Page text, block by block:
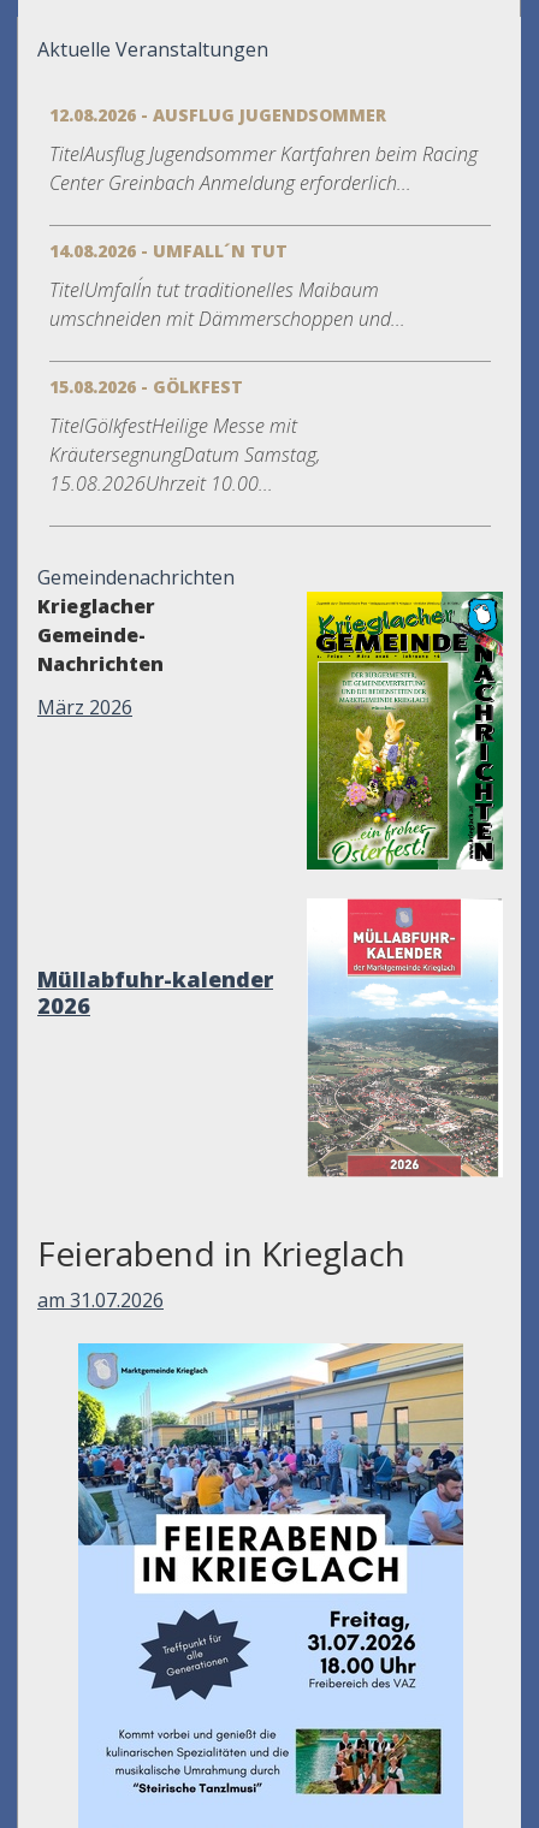
Aktuelle Veranstaltungen
12.08.2026 - AUSFLUG JUGENDSOMMER
TitelAusflug Jugendsommer Kartfahren beim Racing
Center Greinbach Anmeldung erforderlich...
14.08.2026 - UMFALL´N TUT
TitelUmfall´n tut traditionelles Maibaum
umschneiden mit Dämmerschoppen und...
15.08.2026 - GÖLKFEST
TitelGölkfestHeilige Messe mit
KräutersegnungDatum Samstag,
15.08.2026Uhrzeit 10.00...
Gemeindenachrichten
Krieglacher
Gemeinde-
Nachrichten
März 2026
Müllabfuhr-kalender
2026
Feierabend in Krieglach
am 31.07.2026